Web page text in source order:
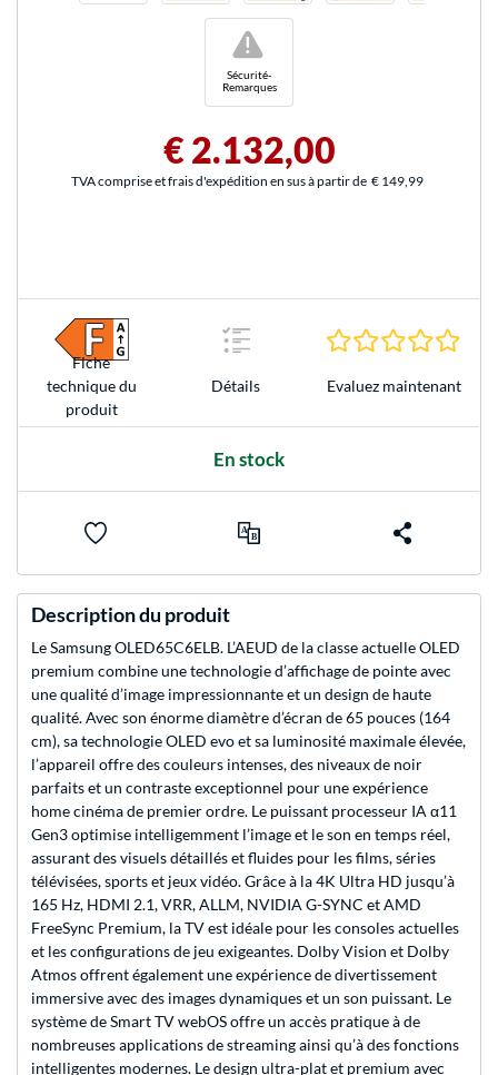
Sécurité-
Remarques
!
€ 2.132,00
TVA comprise et frais d'expédition en sus à partir de € 149,99
Fiche
technique du
produit
Détails Evaluez maintenant
En stock
Description du produit
Le Samsung OLED65C6ELB. L’AEUD de la classe actuelle OLED
premium combine une technologie d’affichage de pointe avec
une qualité d’image impressionnante et un design de haute
qualité. Avec son énorme diamètre d’écran de 65 pouces (164
cm), sa technologie OLED evo et sa luminosité maximale élevée,
l’appareil offre des couleurs intenses, des niveaux de noir
parfaits et un contraste exceptionnel pour une expérience
home cinéma de premier ordre. Le puissant processeur IA α11
Gen3 optimise intelligemment l’image et le son en temps réel,
assurant des visuels détaillés et fluides pour les films, séries
télévisées, sports et jeux vidéo. Grâce à la 4K Ultra HD jusqu’à
165 Hz, HDMI 2.1, VRR, ALLM, NVIDIA G-SYNC et AMD
FreeSync Premium, la TV est idéale pour les consoles actuelles
et les configurations de jeu exigeantes. Dolby Vision et Dolby
Atmos offrent également une expérience de divertissement
immersive avec des images dynamiques et un son puissant. Le
système de Smart TV webOS offre un accès pratique à de
nombreuses applications de streaming ainsi qu’à des fonctions
intelligentes modernes. Le design ultra-plat et premium avec